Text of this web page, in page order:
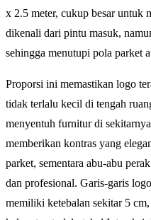
x 2.5 meter, cukup besar untuk
dikenali dari pintu masuk,
sehingga menutupi pola parket
Proporsi ini memastikan logo
tidak terlalu kecil di tengah
menyentuh furnitur di
memberikan kontras yang
parket, sementara abu-abu
dan profesional. Garis-garis
memiliki ketebalan sekitar 5